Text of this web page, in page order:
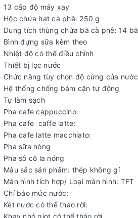
13 cấp độ máy xay
Hộc chứa hạt cà phê: 250 g
Dung tích thùng chứa bã cà phê: 14 bã
Bình đựng sữa kèm theo
Nhiệt độ có thể điều chỉnh
Thiết bị lọc nước
Chức năng tùy chọn độ cứng của nước
Hệ thống chống bám cặn tự động
Tự làm sạch
Pha cafe cappuccino
Pha cafe caffe latte:
Pha cafe latte macchiato:
Pha sữa nóng
Pha sô cô la nóng
Màu sắc sản phẩm: thép không gỉ
Màn hình tích hợp/ Loại màn hình: TFT
Chỉ báo mức nước:
Két nước có thể tháo rời:
Khay nhỏ giọt có thể tháo rời